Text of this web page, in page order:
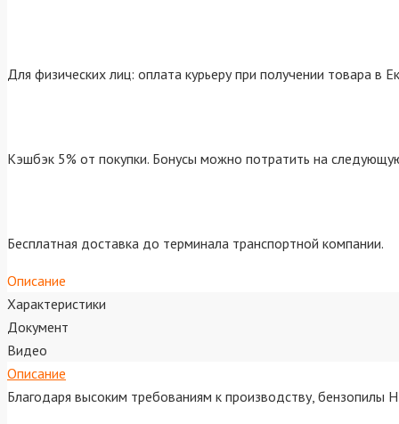
Для физических лиц: оплата курьеру при получении товара в
Кэшбэк 5% от покупки. Бонусы можно потратить на
Бесплатная доставка до терминала транспортной компании.
Описание
Характеристики
Документ
Видео
Описание
Благодаря высоким требованиям к производству, бензопилы